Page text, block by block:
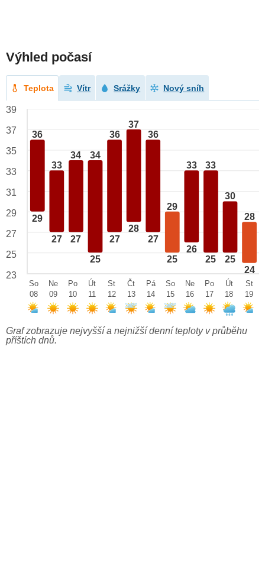
Výhled počasí
Teplota Vítr Srážky Nový sníh
36
29
33
27
34
27
34
25
36
27
37
28
36
27
29
25
33
26
33
25
30
25
28
24
39
37
35
33
31
29
27
25
23
So
08
Ne
09
Po
10
Út
11
St
12
Čt
13
Pá
14
So
15
Ne
16
Po
17
Út
18
St
19
Graf zobrazuje nejvyšší a nejnižší denní teploty v průběhu
příštích dnů.